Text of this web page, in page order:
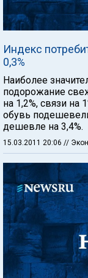
Индекс
0,3%
Наиболее
подорожание
на 1,2%, связи на
обувь
дешевле на 3,4%.
15.03.2011 20:06 //